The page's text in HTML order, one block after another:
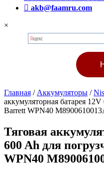
akb@faamru.com
×
Главная / Аккумуляторы /
аккумуляторная батарея
Barrett WPN40
Тяговая
600 Ah для
WPN40